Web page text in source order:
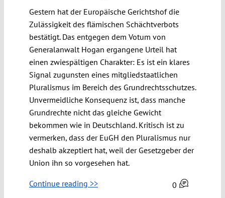
Gestern hat der Europäische Gerichtshof die
Zulässigkeit des flämischen Schächtverbots
bestätigt. Das entgegen dem Votum von
Generalanwalt Hogan ergangene Urteil hat
einen zwiespältigen Charakter: Es ist ein klares
Signal zugunsten eines mitgliedstaatlichen
Pluralismus im Bereich des Grundrechtsschutzes.
Unvermeidliche Konsequenz ist, dass manche
Grundrechte nicht das gleiche Gewicht
bekommen wie in Deutschland. Kritisch ist zu
vermerken, dass der EuGH den Pluralismus nur
deshalb akzeptiert hat, weil der Gesetzgeber der
Union ihn so vorgesehen hat.
Continue reading >> 0